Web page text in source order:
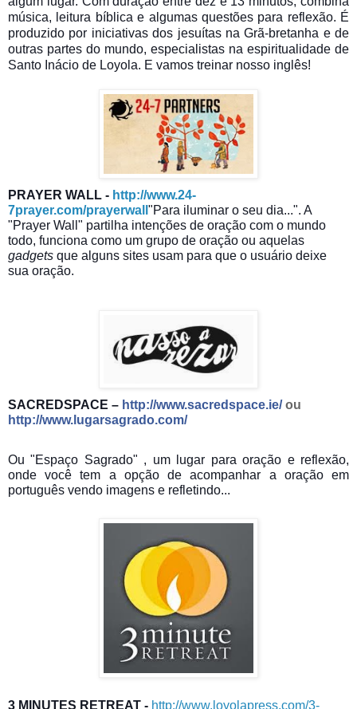
música, leitura bíblica e algumas questões para reflexão. É
produzido por iniciativas dos jesuítas na Grã-bretanha e de
outras partes do mundo, especialistas na espiritualidade de
Santo Inácio de Loyola. E vamos treinar nosso inglês!
PRAYER WALL - http://www.24-
7prayer.com/prayerwall "Para iluminar o seu dia...". A
"Prayer Wall" partilha intenções de oração com o mundo
todo, funciona como um grupo de oração ou aquelas
gadgets que alguns sites usam para que o usuário deixe
sua oração.
SACREDSPACE – http://www.sacredspace.ie/ou
http://www.lugarsagrado.com/
Ou "Espaço Sagrado" , um lugar para oração e reflexão,
onde você tem a opção de acompanhar a oração em
português vendo imagens e refletindo...
3 MINUTES RETREAT - http://www.loyolapress.com/3-